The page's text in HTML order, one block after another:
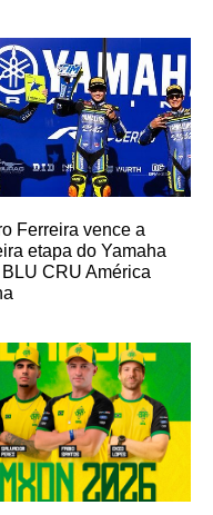
Ferreira vence a
etapa do Yamaha
BLU CRU América